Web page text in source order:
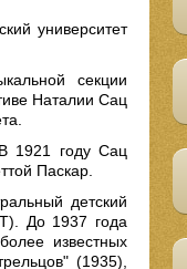
университет
секции
Наталии Сац
1921 году Сац
Паскар.
детский
До 1937 года
известных
(1935),